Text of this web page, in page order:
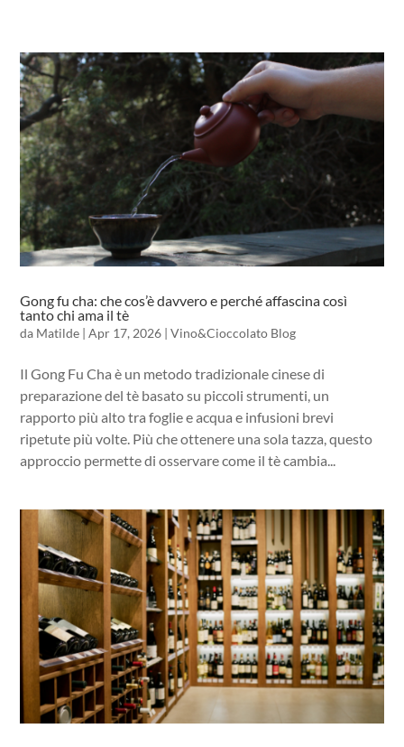
Gong fu cha: che cos’è davvero e perché affascina così
tanto chi ama il tè
da Matilde |Apr 17, 2026 |Vino&Cioccolato Blog
Il Gong Fu Cha è un metodo tradizionale cinese di
preparazione del tè basato su piccoli strumenti, un
rapporto più alto tra foglie e acqua e infusioni brevi
ripetute più volte. Più che ottenere una sola tazza, questo
approccio permette di osservare come il tè cambia...